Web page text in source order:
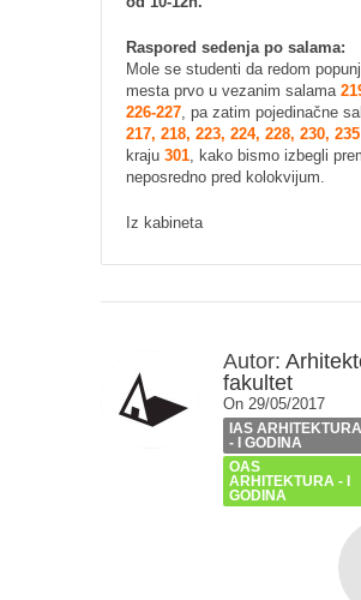
Raspored sedenja po salama:
Mole se studenti da redom
mesta prvo u vezanim salama
226-227, pa zatim pojedinačne
217, 218, 223, 224, 228, 230, 235
kraju 301, kako bismo izbegli
neposredno pred kolokvijum.
Iz kabineta
Autor:
fakultet
On 29/05/2017
IAS ARHITEKTURA
- I GODINA
OAS
ARHITEKTURA - I
GODINA